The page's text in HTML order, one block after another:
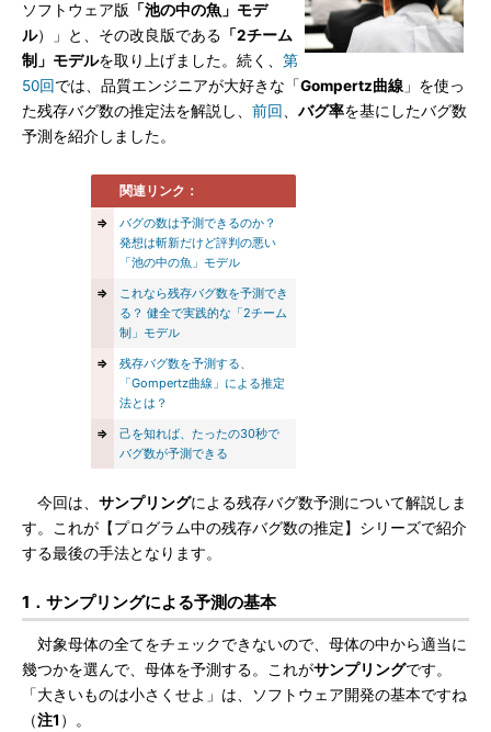
ソフトウェア版 「池の中の魚」モデ
ル）」と、その改良版である 「2チーム
制」モデルを取り上げました。続く、 第
50回では、品質エンジニアが大好きな「Gompertz曲線 」を使っ
た残存バグ数の推定法を解説し、 前回 バグ率を基にしたバグ数
予測を紹介しました。
関連リンク：
⇒
バグの数は予測できるのか？
発想は斬新だけど評判の悪い
「池の中の魚」モデル
⇒
これなら残存バグ数を予測でき
る？ 健全で実践的な「2チーム
制」モデル
⇒
残存バグ数を予測する、
「Gompertz曲線」による推定
法とは？
⇒
己を知れば、たったの30秒で
バグ数が予測できる
今回は、 サンプリングによる残存バグ数予測について解説しま
す。これが【プログラム中の残存バグ数の推定】シリーズで紹介
する最後の手法となります。
1．サンプリングによる予測の基本
対象母体の全てをチェックできないので、母体の中から適当に
幾つかを選んで、母体を予測する。これがサンプリングです。
「大きいものは小さくせよ」は、ソフトウェア開発の基本ですね
（注1 ）。